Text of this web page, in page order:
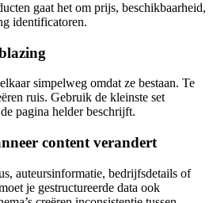
gaat het om prijs, beschikbaarheid,
identificatoren.
simpelweg omdat ze bestaan. Te
ruis. Gebruik de kleinste set
de pagina helder beschrijft.
content verandert
auteursinformatie, bedrijfsdetails of
je gestructureerde data ook